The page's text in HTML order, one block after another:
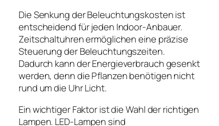
Die Senkung der Beleuchtungskosten ist
entscheidend für jeden Indoor-Anbauer.
Zeitschaltuhren ermöglichen eine präzise
Steuerung der Beleuchtungszeiten.
Dadurch kann der Energieverbrauch gesenkt
werden, denn die Pflanzen benötigen nicht
rund um die Uhr Licht.
Ein wichtiger Faktor ist die Wahl der richtigen
Lampen. LED-Lampen sind